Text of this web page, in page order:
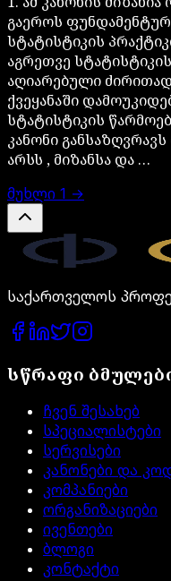
გაეროს
სტატისტიკის
აგრეთვე
აღიარებული
ქვეყანაში
სტატისტიკის
კანონი
არსს , მიზანსა და …
მუხლი 1 →
საქართველოს
სწრაფი
ჩვენ შესახებ
სპეციალისტები
სერვისები
კანონები და
კომპანიები
ორგანიზაციები
ივენთები
ბლოგი
კონტაქტი